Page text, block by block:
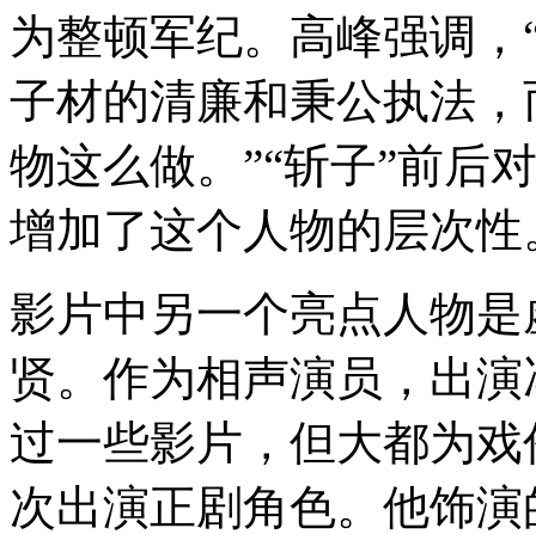
为整顿军纪。高峰强调
子材的清廉和秉公执法
物这么做。”“斩子”前后
增加了这个人物的层次性
影片中另一个亮点人物
贤。作为相声演员，出
过一些影片，但大都为
次出演正剧角色。他饰